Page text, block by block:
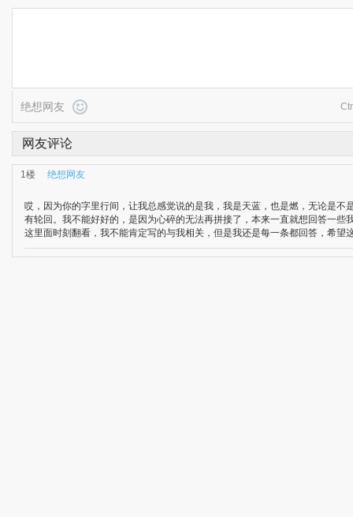
绝想网友
网友评论
1楼 绝想网友
哎，因为你的字里行间，让我总感觉说的是我，我是天蓝，也是燃，无论是不
有轮回。我不能好好的，是因为心碎的无法再拼接了，本来一直就想回答一些
这里面时刻翻看，我不能肯定写的与我相关，但是我还是每一条都回答，希望